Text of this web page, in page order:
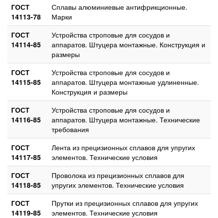
ГОСТ
14113-78
Сплавы алюминиевые антифрикционные.
Марки
ГОСТ
14114-85
Устройства строповые для сосудов и
аппаратов. Штуцера монтажные. Конструкция и
размеры
ГОСТ
14115-85
Устройства строповые для сосудов и
аппаратов. Штуцера монтажные удлиненные.
Конструкция и размеры
ГОСТ
14116-85
Устройства строповые для сосудов и
аппаратов. Штуцера монтажные. Технические
требования
ГОСТ
14117-85
Лента из прецизионных сплавов для упругих
элементов. Технические условия
ГОСТ
14118-85
Проволока из прецизионных сплавов для
упругих элементов. Технические условия
ГОСТ
14119-85
Прутки из прецизионных сплавов для упругих
элементов. Технические условия